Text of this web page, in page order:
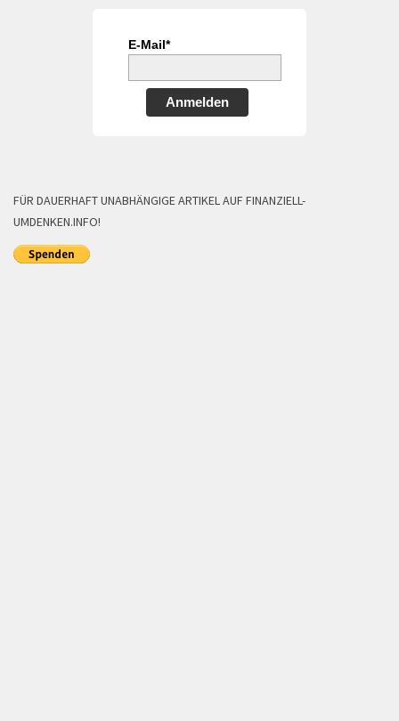
E-Mail*
Anmelden
FÜR DAUERHAFT UNABHÄNGIGE ARTIKEL AUF FINANZIELL-
UMDENKEN.INFO!